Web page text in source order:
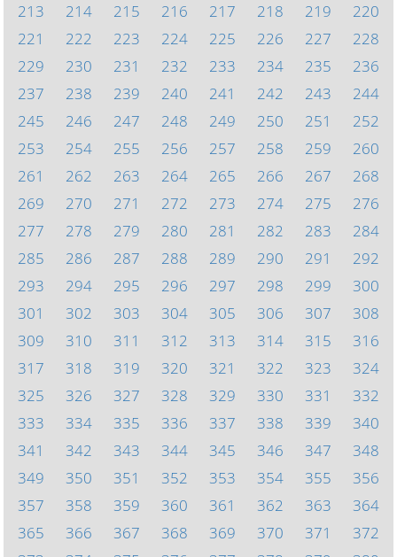
213
214 215 216 217 218 219
220
221
222 223 224 225 226 227
228
229
230 231 232 233 234 235
236
237
238 239 240 241 242 243
244
245
246 247 248 249 250 251
252
253
254 255 256 257 258 259
260
261
262 263 264 265 266 267
268
269
270 271 272 273 274 275
276
277
278 279 280 281 282 283
284
285
286 287 288 289 290 291
292
293
294 295 296 297 298 299
300
301
302 303 304 305 306 307
308
309
310 311 312 313 314 315
316
317
318 319 320 321 322 323
324
325
326 327 328 329 330 331
332
333
334 335 336 337 338 339
340
341
342 343 344 345 346 347
348
349
350 351 352 353 354 355
356
357
358 359 360 361 362 363
364
365
366 367 368 369 370 371
372